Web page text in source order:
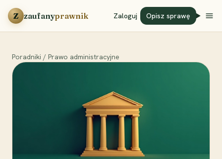
Przejdź do treści
Z zaufanyprawnik Zaloguj Opisz sprawę
Poradniki / Prawo administracyjne